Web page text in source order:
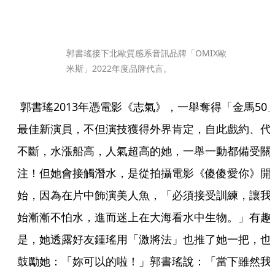
郭書瑤接下北歐質感系音訊品牌「OMIX歐
米斯」2022年度品牌代言。
最佳新演員，不但演技獲得外界肯定，自此戲約、代
不斷，水漲船高，人氣超高的她，一舉一動都備受關
注！但她會接觸潛水，是從拍攝電影《傻傻愛你》開
始，因為在片中飾演美人魚，「必須接受訓練，讓我
始漸漸不怕水，進而迷上在大海看水中生物。」有趣
是，她透露好友鍾瑤用「激將法」也推了她一把，也
鼓勵她：「妳可以的啦！」郭書瑤說：「當下雖然我